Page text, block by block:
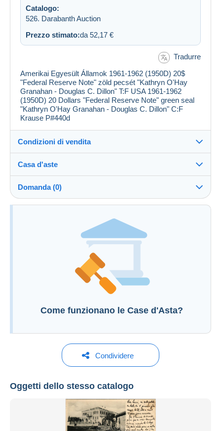
Catalogo:
526. Darabanth Auction
Prezzo stimato:da 52,17 €
Tradurre
Amerikai Egyesült Államok 1961-1962 (1950D) 20$
"Federal Reserve Note" zöld pecsét "Kathryn O'Hay
Granahan - Douglas C. Dillon" T:F USA 1961-1962
(1950D) 20 Dollars "Federal Reserve Note" green seal
"Kathryn O'Hay Granahan - Douglas C. Dillon" C:F
Krause P#440d
Condizioni di vendita
Informazioni aggiuntive alle condizioni di vendita
Casa d'aste
Vedi tutti i cataloghi
Domanda (0)
Per inviare una domanda devi aprire una
Aprire una sessione
Come funzionano le Case d'Asta?
Condividere
Oggetti dello stesso catalogo